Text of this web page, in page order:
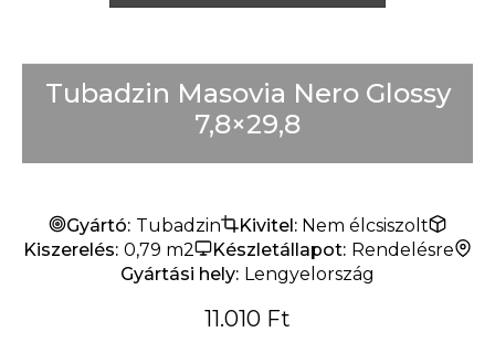
Tubadzin Masovia Nero Glossy
7,8×29,8
Gyártó: Tubadzin Kivitel: Nem élcsiszolt
Kiszerelés: 0,79 m2 Készletállapot: Rendelésre
Gyártási hely: Lengyelország
11.010 Ft